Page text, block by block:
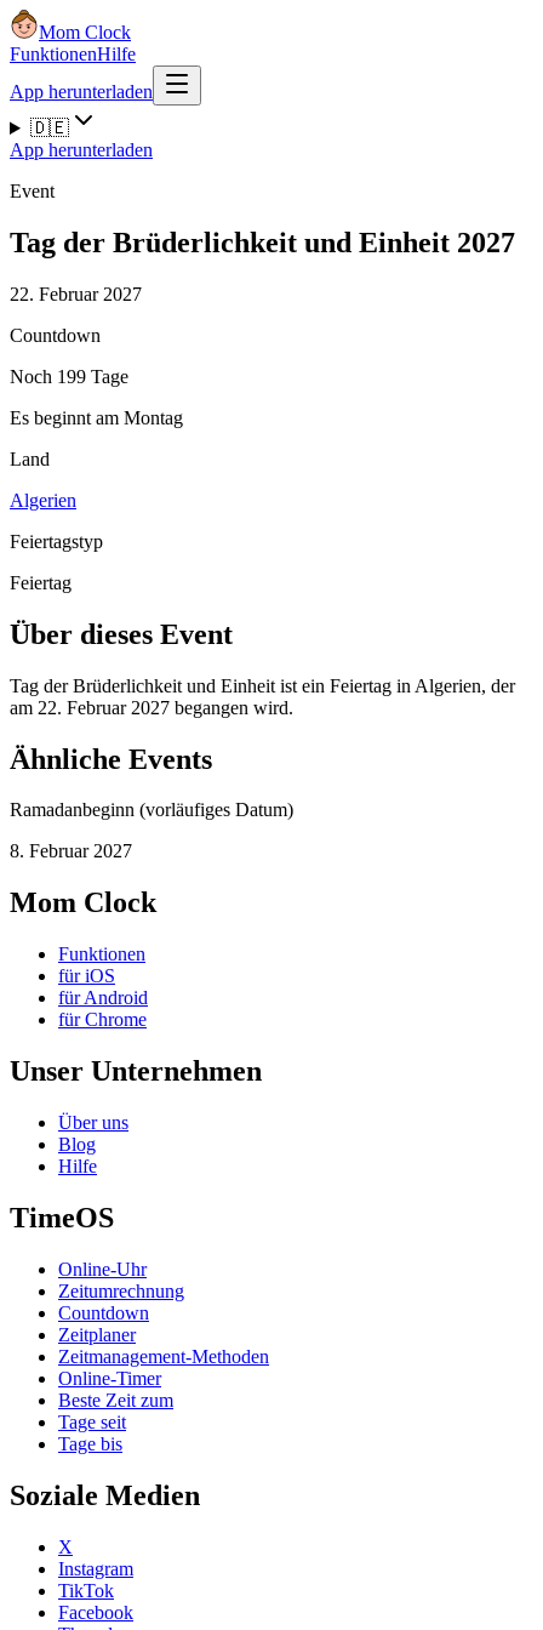
Mom Clock
FunktionenHilfe
App herunterladen
🇩🇪
App herunterladen
Event
Tag der Brüderlichkeit und Einheit 2027
22. Februar 2027
Countdown
Noch 199 Tage
Es beginnt am Montag
Land
Algerien
Feiertagstyp
Feiertag
Über dieses Event
Tag der Brüderlichkeit und Einheit ist ein Feiertag in Algerien, der
am 22. Februar 2027 begangen wird.
Ähnliche Events
Ramadanbeginn (vorläufiges Datum)
8. Februar 2027
Mom Clock
Funktionen
für iOS
für Android
für Chrome
Unser Unternehmen
Über uns
Blog
Hilfe
TimeOS
Online-Uhr
Zeitumrechnung
Countdown
Zeitplaner
Zeitmanagement-Methoden
Online-Timer
Beste Zeit zum
Tage seit
Tage bis
Soziale Medien
X
Instagram
TikTok
Facebook